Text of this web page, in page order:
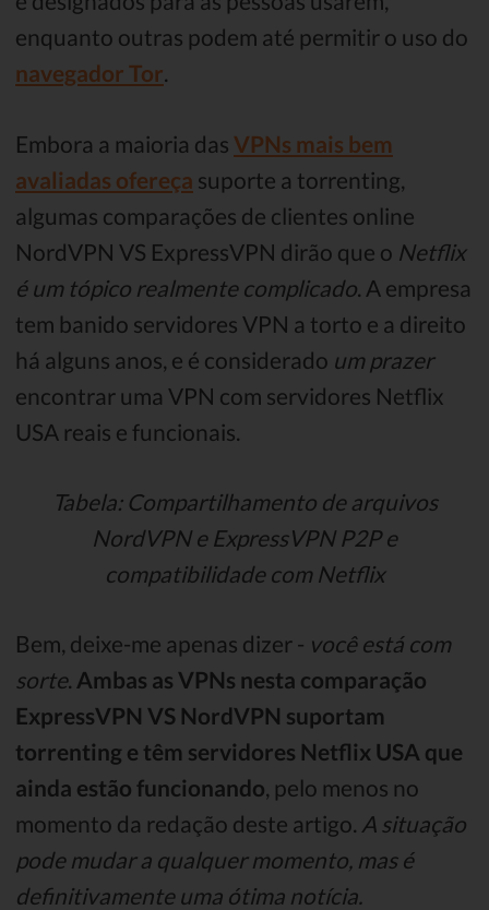
enquanto outras podem até permitir o uso do
navegador Tor.
Embora a maioria das VPNs mais bem
avaliadas ofereça suporte a torrenting,
algumas comparações de clientes online
NordVPN VS ExpressVPN dirão que o Netflix
é um tópico realmente complicado . A empresa
tem banido servidores VPN a torto e a direito
há alguns anos, e é considerado um prazer
encontrar uma VPN com servidores Netflix
USA reais e funcionais.
Tabela: Compartilhamento de arquivos
NordVPN e ExpressVPN P2P e
compatibilidade com Netflix
Bem, deixe-me apenas dizer - você está com
sorte. Ambas as VPNs nesta comparação
ExpressVPN VS NordVPN suportam
torrenting e têm servidores Netflix USA que
ainda estão funcionando , pelo menos no
momento da redação deste artigo. A situação
pode mudar a qualquer momento, mas é
definitivamente uma ótima notícia.